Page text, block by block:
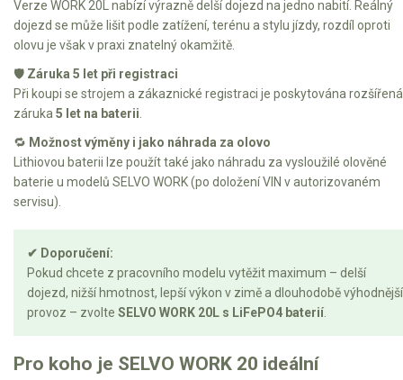
Verze WORK 20L nabízí výrazně delší dojezd na jedno nabití. Reálný
dojezd se může lišit podle zatížení, terénu a stylu jízdy, rozdíl oproti
olovu je však v praxi znatelný okamžitě.
🛡️ Záruka 5 let při registraci
Při koupi se strojem a zákaznické registraci je poskytována rozšířená
záruka 5 let na baterii
🔁 Možnost výměny i jako náhrada za olovo
Lithiovou baterii lze použít také jako náhradu za vysloužilé olověné
baterie u modelů SELVO WORK (po doložení VIN v autorizovaném
servisu).
✔ Doporučení:
Pokud chcete z pracovního modelu vytěžit maximum – delší
dojezd, nižší hmotnost, lepší výkon v zimě a dlouhodobě výhodnější
provoz – zvolte SELVO WORK 20L s LiFePO4 baterií
Pro koho je SELVO WORK 20 ideální